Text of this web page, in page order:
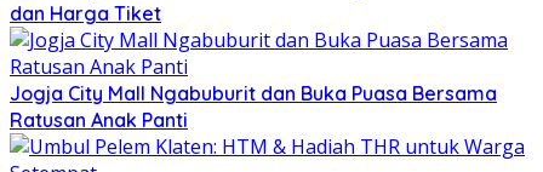
dan Harga Tiket
Jogja City Mall Ngabuburit dan Buka Puasa Bersama
Ratusan Anak Panti